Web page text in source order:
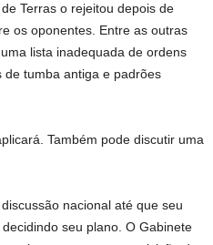
Terras o rejeitou depois de
os oponentes. Entre as outras
lista inadequada de ordens
de tumba antiga e padrões
Também pode discutir uma
nacional até que seu
seu plano. O Gabinete